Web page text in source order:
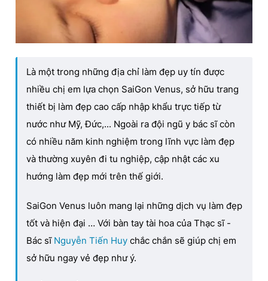
Là một trong những địa chỉ làm đẹp uy tín được
nhiều chị em lựa chọn SaiGon Venus, sở hữu trang
thiết bị làm đẹp cao cấp nhập khẩu trực tiếp từ
nước như Mỹ, Đức,... Ngoài ra đội ngũ y bác sĩ còn
có nhiều năm kinh nghiệm trong lĩnh vực làm đẹp
và thường xuyên đi tu nghiệp, cập nhật các xu
hướng làm đẹp mới trên thế giới.
SaiGon Venus luôn mang lại những dịch vụ làm đẹp
tốt và hiện đại … Với bàn tay tài hoa của Thạc sĩ -
Bác sĩ Nguyễn Tiến Huy chắc chắn sẽ giúp chị em
sở hữu ngay vẻ đẹp như ý.